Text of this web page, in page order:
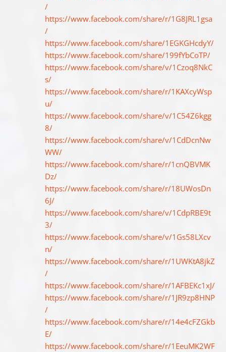
/
https://www.facebook.com/share/r/1G8JRL1gsa
/
https://www.facebook.com/share/1EGKGHcdyY/
https://www.facebook.com/share/199fYbCoTP/
https://www.facebook.com/share/v/1Czoq8NkC
s/
https://www.facebook.com/share/r/1KAXcyWsp
u/
https://www.facebook.com/share/v/1C54Z6kgg
8/
https://www.facebook.com/share/v/1CdDcnNw
WW/
https://www.facebook.com/share/r/1cnQBVMK
Dz/
https://www.facebook.com/share/r/18UWosDn
6J/
https://www.facebook.com/share/v/1CdpRBE9t
3/
https://www.facebook.com/share/v/1Gs58LXcv
n/
https://www.facebook.com/share/r/1UWKtA8jkZ
/
https://www.facebook.com/share/r/1AFBEKc1xJ/
https://www.facebook.com/share/r/1JR9zp8HNP
/
https://www.facebook.com/share/r/14e4cFZGkb
E/
https://www.facebook.com/share/r/1EeuMK2WF